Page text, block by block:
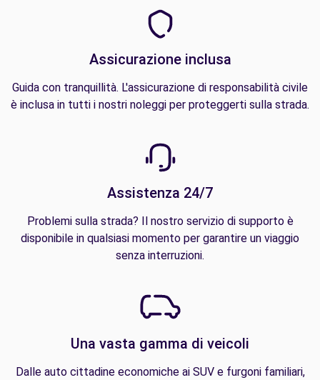
Assicurazione inclusa
Guida con tranquillità. L'assicurazione di responsabilità civile
è inclusa in tutti i nostri noleggi per proteggerti sulla strada.
Assistenza 24/7
Problemi sulla strada? Il nostro servizio di supporto è
disponibile in qualsiasi momento per garantire un viaggio
senza interruzioni.
Una vasta gamma di veicoli
Dalle auto cittadine economiche ai SUV e furgoni familiari,